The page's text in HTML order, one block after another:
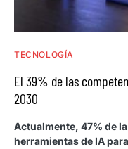
TECNOLOGÍA
El 39% de las
2030
Actualmente, 47% de
herramientas de IA